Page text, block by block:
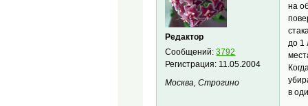
Редактор
Сообщений:3792
Регистрация: 11.05.2004
Москва, Строгино
на
до 1
в